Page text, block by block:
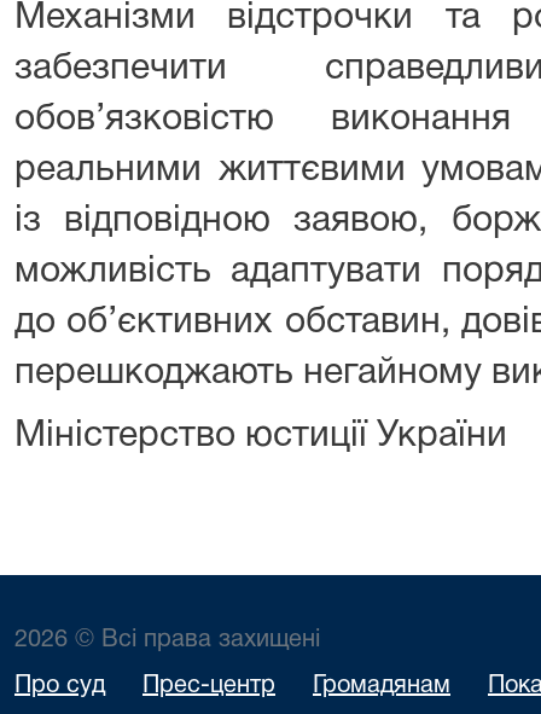
Механізми відстрочки та
забезпечити
обов’язковістю
реальними життєвими
із відповідною заявою,
можливість адаптувати
до об’єктивних обставин,
перешкоджають негайному
Міністерство юстиції України
2026 © Всі права захищені
Про суд Прес-центр Громадянам